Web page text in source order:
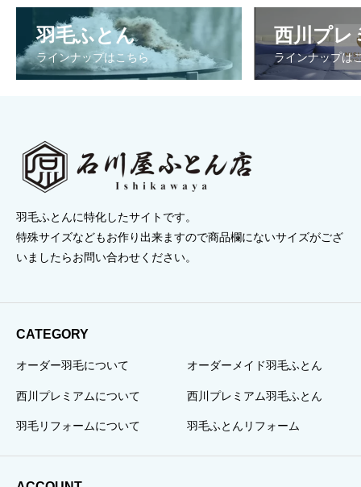
羽毛ふとん
ラインナップはこちら
西川プレ
ラインナップは
羽毛ふとんに特化したサイトです。
特殊サイズなどもお作り出来ますので商品欄にないサイズがござ
いましたらお問い合わせください。
CATEGORY
オーダー羽毛について オーダーメイド羽毛ふとん
西川プレミアムについて 西川プレミアム羽毛ふとん
羽毛リフォームについて 羽毛ふとんリフォーム